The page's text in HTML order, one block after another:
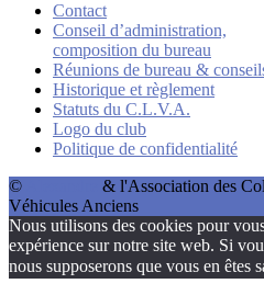
Contact
Conseil d’administration,
composition du bureau
Réunions de bureau &
Historique et règlement
Statuts du C.L.V.A.
Logo du club
Politique de confidentialité
©
& l'Association des
Véhicules Anciens
Nous utilisons des cookies pour
expérience sur notre site web. Si
nous supposerons que vous en êtes